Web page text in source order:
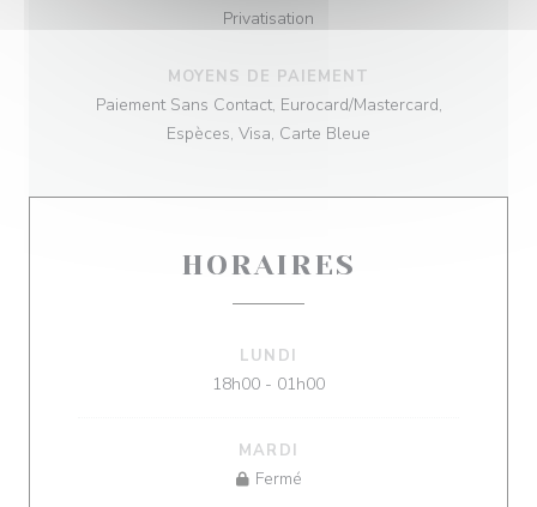
Privatisation
MOYENS DE PAIEMENT
Paiement Sans Contact, Eurocard/Mastercard,
Espèces, Visa, Carte Bleue
HORAIRES
LUNDI
18h00 - 01h00
MARDI
Fermé